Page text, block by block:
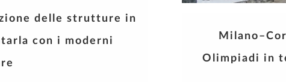
delle strutture in
con i moderni
Olimpiadi in